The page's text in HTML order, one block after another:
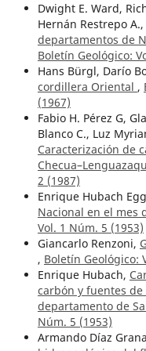
Dwight E. Ward,
Hernán Restrepo A.,
departamentos de
Boletín Geológico:
Hans Bürgl, Darío
cordillera Oriental ,
(1967)
Fabio H. Pérez G,
Blanco C., Luz
Caracterización de
2 (1987)
Enrique Hubach
Nacional en el mes
Vol. 1 Núm. 5 (1953)
Giancarlo Renzoni,
, Boletín Geológico:
Enrique Hubach,
carbón y fuentes
departamento de
Núm. 5 (1953)
Armando Díaz